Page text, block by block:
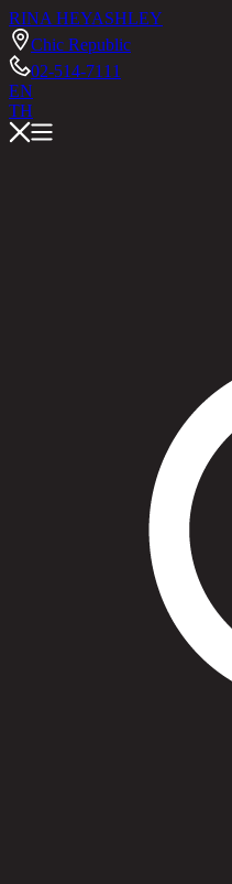
RINA HEYASHLEY
Chic Republic
02-514-7111
EN
TH